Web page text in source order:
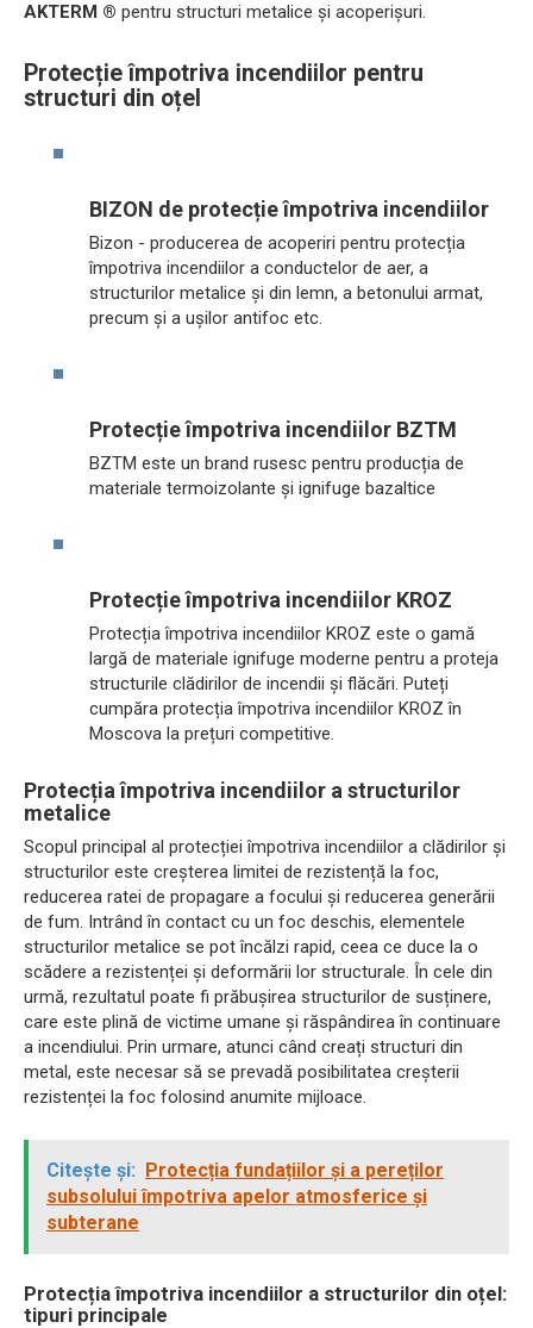
AKTERM ® pentru structuri metalice și acoperișuri.
Protecție împotriva incendiilor pentru
structuri din oțel
BIZON de protecție împotriva incendiilor
Bizon - producerea de acoperiri pentru protecția
împotriva incendiilor a conductelor de aer, a
structurilor metalice și din lemn, a betonului armat,
precum și a ușilor antifoc etc.
Protecție împotriva incendiilor BZTM
BZTM este un brand rusesc pentru producția de
materiale termoizolante și ignifuge bazaltice
Protecție împotriva incendiilor KROZ
Protecția împotriva incendiilor KROZ este o gamă
largă de materiale ignifuge moderne pentru a proteja
structurile clădirilor de incendii și flăcări. Puteți
cumpăra protecția împotriva incendiilor KROZ în
Moscova la prețuri competitive.
Protecția împotriva incendiilor a structurilor
metalice
Scopul principal al protecției împotriva incendiilor a clădirilor și
structurilor este creșterea limitei de rezistență la foc,
reducerea ratei de propagare a focului și reducerea generării
de fum. Intrând în contact cu un foc deschis, elementele
structurilor metalice se pot încălzi rapid, ceea ce duce la o
scădere a rezistenței și deformării lor structurale. În cele din
urmă, rezultatul poate fi prăbușirea structurilor de susținere,
care este plină de victime umane și răspândirea în continuare
a incendiului. Prin urmare, atunci când creați structuri din
metal, este necesar să se prevadă posibilitatea creșterii
rezistenței la foc folosind anumite mijloace.
Citește și: Protecția fundațiilor și a pereților
subsolului împotriva apelor atmosferice și
subterane
Protecția împotriva incendiilor a structurilor din oțel:
tipuri principale